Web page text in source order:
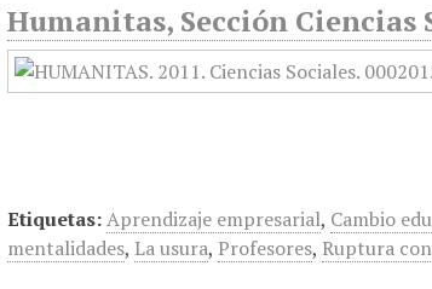
Humanitas, Sección Ciencias
Etiquetas:Aprendizaje empresarial, Cambio
mentalidades, La usura, Profesores, Ruptura